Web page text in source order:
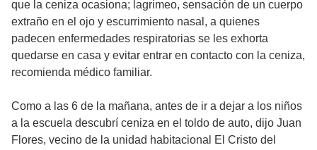
que la ceniza ocasiona; lagrimeo, sensación de un cuerpo
extraño en el ojo y escurrimiento nasal, a quienes
padecen enfermedades respiratorias se les exhorta
quedarse en casa y evitar entrar en contacto con la ceniza,
recomienda médico familiar.
Como a las 6 de la mañana, antes de ir a dejar a los niños
a la escuela descubrí ceniza en el toldo de auto, dijo Juan
Flores, vecino de la unidad habitacional El Cristo del